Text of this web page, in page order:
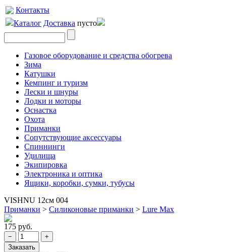
Контакты
Каталог Доставка пусто
Газовое оборудование и средства обогрева
Зима
Катушки
Кемпинг и туризм
Лески и шнуры
Лодки и моторы
Оснастка
Охота
Приманки
Сопутствующие аксессуары
Спиннинги
Удилища
Экипировка
Электроника и оптика
Ящики, коробки, сумки, тубусы
VISHNU 12см 004
Приманки > Силиконовые приманки > Lure Max
175 руб.